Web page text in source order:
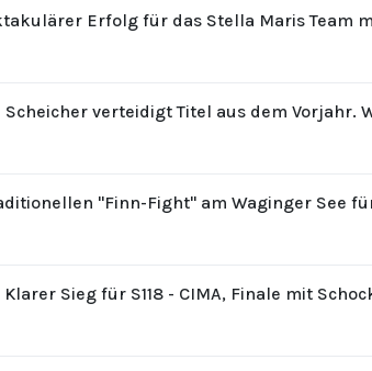
Erfolg für das Stella Maris Team
verteidigt Titel aus dem Vorjahr.
"Finn-Fight" am Waginger See
Sieg für S118 - CIMA, Finale mit